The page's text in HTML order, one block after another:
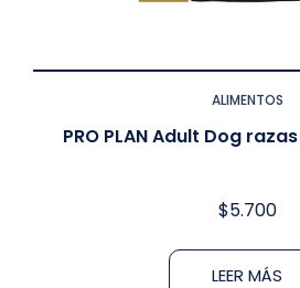
ALIMENTOS
PRO PLAN Adult Dog
$5.700
LEER MÁS